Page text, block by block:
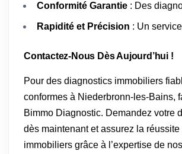
Conformité Garantie : Des
Rapidité et Précision : Un
Contactez-Nous Dès Aujourd’hui !
Pour des diagnostics immobiliers
conformes à Niederbronn-les-Bains,
Bimmo Diagnostic. Demandez votre
dès maintenant et assurez la
immobiliers grâce à l’expertise de